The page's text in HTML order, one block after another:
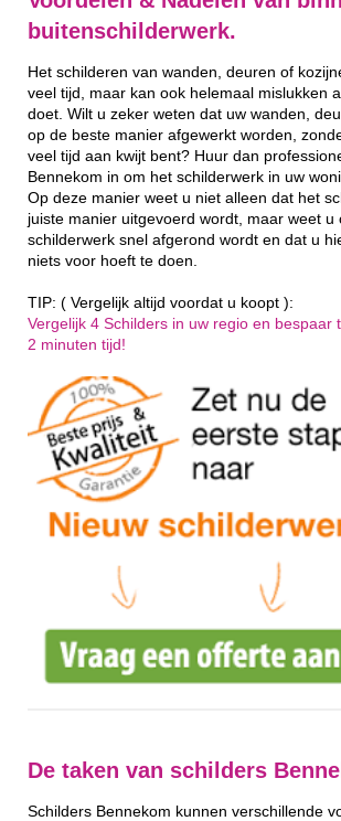
buitenschilderwerk.
Het schilderen van wanden, deuren of
veel tijd, maar kan ook helemaal mislukken
doet. Wilt u zeker weten dat uw wanden,
op de beste manier afgewerkt worden,
veel tijd aan kwijt bent? Huur dan
Bennekom in om het schilderwerk in uw
Op deze manier weet u niet alleen dat het
juiste manier uitgevoerd wordt, maar weet u
schilderwerk snel afgerond wordt en dat u
niets voor hoeft te doen.
TIP: ( Vergelijk altijd voordat u koopt ):
Vergelijk 4 Schilders in uw regio en bespaar
2 minuten tijd!
De taken van schilders
Schilders Bennekom kunnen verschillende